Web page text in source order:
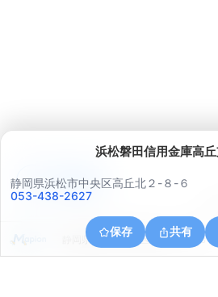
浜松磐田信用金庫高
静岡県浜松市中央区高丘北２-８-６
053-438-2627
保存 共有
静岡県浜松市中央区萩丘４丁目８
アプリで見る